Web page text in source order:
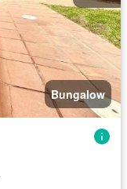
Bungalow